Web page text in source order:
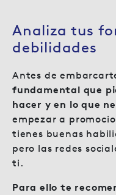
Analiza tus
debilidades
Antes de
fundamental que
hacer y en lo que
empezar a
tienes buenas
pero las redes
ti.
Para ello te